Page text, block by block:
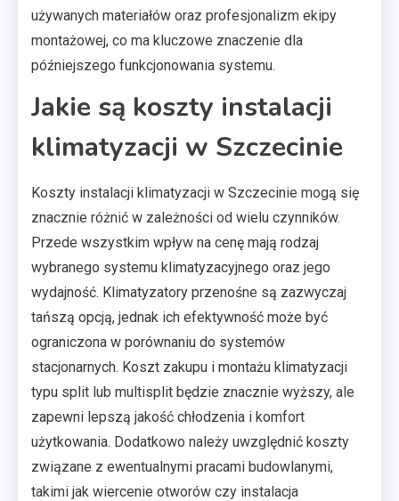
używanych materiałów oraz profesjonalizm ekipy
montażowej, co ma kluczowe znaczenie dla
późniejszego funkcjonowania systemu.
Jakie są koszty instalacji
klimatyzacji w Szczecinie
Koszty instalacji klimatyzacji w Szczecinie mogą się
znacznie różnić w zależności od wielu czynników.
Przede wszystkim wpływ na cenę mają rodzaj
wybranego systemu klimatyzacyjnego oraz jego
wydajność. Klimatyzatory przenośne są zazwyczaj
tańszą opcją, jednak ich efektywność może być
ograniczona w porównaniu do systemów
stacjonarnych. Koszt zakupu i montażu klimatyzacji
typu split lub multisplit będzie znacznie wyższy, ale
zapewni lepszą jakość chłodzenia i komfort
użytkowania. Dodatkowo należy uwzględnić koszty
związane z ewentualnymi pracami budowlanymi,
takimi jak wiercenie otworów czy instalacja